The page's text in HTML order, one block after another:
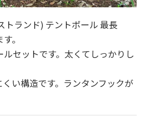
トランド) テントポール 最長
。
セットです。太くてしっかりし
い構造です。ランタンフックが